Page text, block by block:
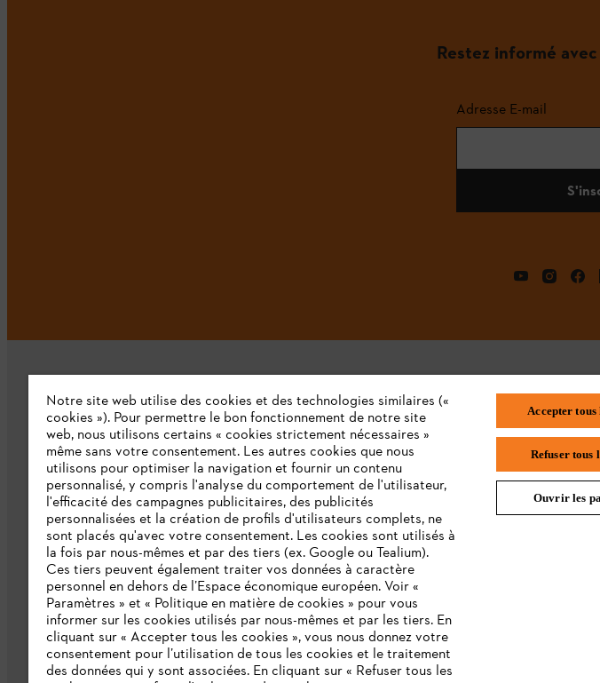
Restez informé
Adresse E-mail
L'Entreprise
Qui sommes-nous ?
Presse
Emploi
Développement durable
Ligne Intégrité STIHL
Catalogue
STIHL FAQ
L'Enregistrement
Notre site web utilise des cookies et des technologies similaires («
cookies »). Pour permettre le bon fonctionnement de notre site
web, nous utilisons certains « cookies strictement nécessaires »
même sans votre consentement. Les autres cookies que nous
utilisons pour optimiser la navigation et fournir un contenu
personnalisé, y compris l'analyse du comportement de l'utilisateur,
l'efficacité des campagnes publicitaires, des publicités
personnalisées et la création de profils d'utilisateurs complets, ne
sont placés qu'avec votre consentement. Les cookies sont utilisés à
la fois par nous-mêmes et par des tiers (ex. Google ou Tealium).
Ces tiers peuvent également traiter vos données à caractère
personnel en dehors de l’Espace économique européen. Voir «
Paramètres » et « Politique en matière de cookies » pour vous
informer sur les cookies utilisés par nous-mêmes et par les tiers. En
cliquant sur « Accepter tous les cookies », vous nous donnez votre
consentement pour l’utilisation de tous les cookies et le traitement
des données qui y sont associées. En cliquant sur « Refuser tous les
Accepter tous
Refuser tous
Ouvrir les